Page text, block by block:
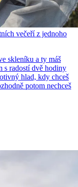
večeří z jednoho
skleníku a ty máš
s radostí dvě hodiny
hlad, kdy chceš
potom nechceš